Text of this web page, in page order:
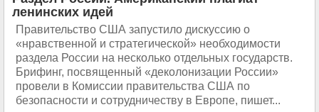
ленинских идей
Правительство США запустило дискуссию о
«нравственной и стратегической» необходимости
раздела России на несколько отдельных государств.
Брифинг, посвященный «деколонизации России»
провели в Комиссии правительства США по
безопасности и сотрудничеству в Европе, пишет...